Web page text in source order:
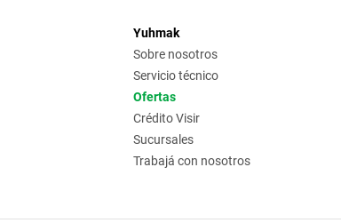
Yuhmak
Sobre nosotros
Servicio técnico
Ofertas
Crédito Visir
Sucursales
Trabajá con nosotros